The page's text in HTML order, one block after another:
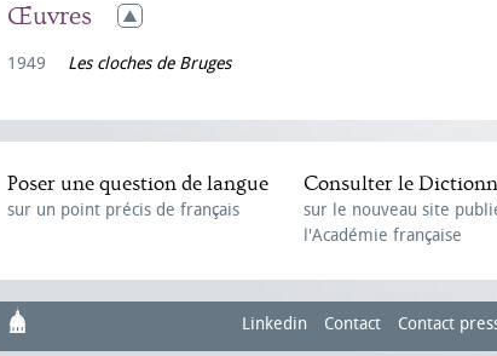
Œuvres
1949 Les cloches de Bruges
Poser une question de langue
sur un point précis de français
Consulter le
sur le nouveau site
l'Académie française
Linkedin Contact Contact